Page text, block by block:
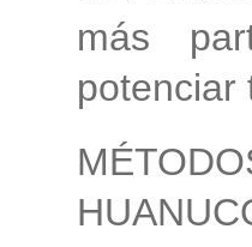
más
potenciar